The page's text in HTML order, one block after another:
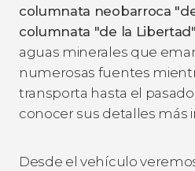
columnata neobarroca
columnata "de la Libertad"
aguas minerales que
numerosas fuentes
transporta hasta el
conocer sus detalles más
Desde el vehículo